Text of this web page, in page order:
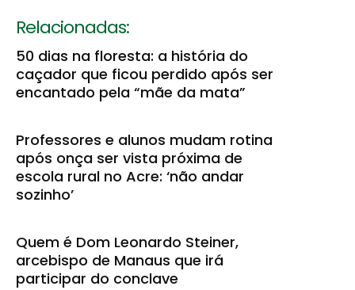
Relacionadas:
50 dias na floresta: a história do
caçador que ficou perdido após ser
encantado pela “mãe da mata”
Professores e alunos mudam rotina
após onça ser vista próxima de
escola rural no Acre: ‘não andar
sozinho’
Quem é Dom Leonardo Steiner,
arcebispo de Manaus que irá
participar do conclave